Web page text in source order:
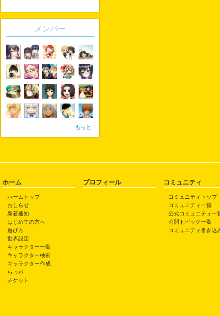
メンバー
もっと！
ホーム
ホームトップ
おしらせ
新着通知
はじめての方へ
遊び方
世界設定
キャラクター一覧
キャラクター検索
キャラクター作成
らっポ
チケット
プロフィール コミュニティ
コミュニティトップ
コミュニティ一覧
公式コミュニティ一
公開トピック一覧
コミュニティ書き込